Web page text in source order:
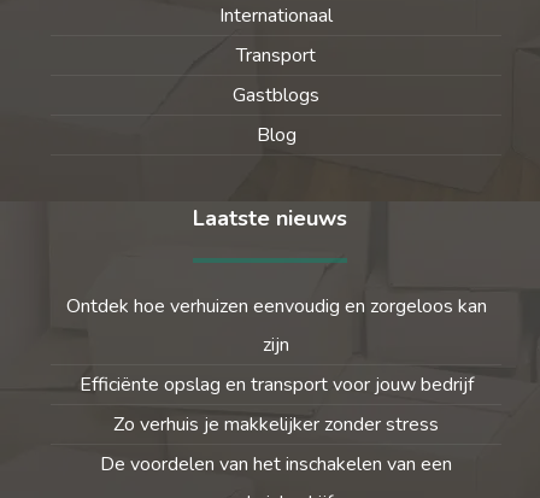
Internationaal
Transport
Gastblogs
Blog
Laatste nieuws
Ontdek hoe verhuizen eenvoudig en zorgeloos kan
zijn
Efficiënte opslag en transport voor jouw bedrijf
Zo verhuis je makkelijker zonder stress
De voordelen van het inschakelen van een